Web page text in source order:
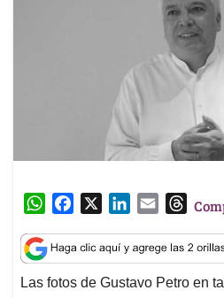
W
a
t
s
c
e
b
n
k
e
a
i
l
T
r
e
a
Las fotos de Gustavo Petro en